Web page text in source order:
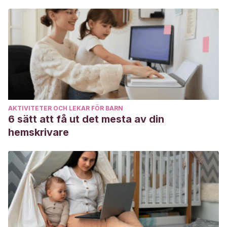
AKTIVITETER OCH LEKAR FÖR BARN
6 sätt att få ut det mesta av din
hemskrivare